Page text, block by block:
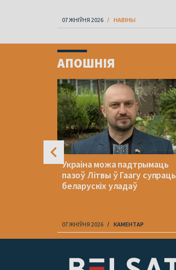
07 ЖНІЎНЯ 2026 НАВІНЫ
ofАПОШНІЯ
Украіна можа падтрымаць
пазоў Літвы ў Гаагу супраць
беларускіх уладаў
07 ЖНІЎНЯ 2026 КАМЕНТАР